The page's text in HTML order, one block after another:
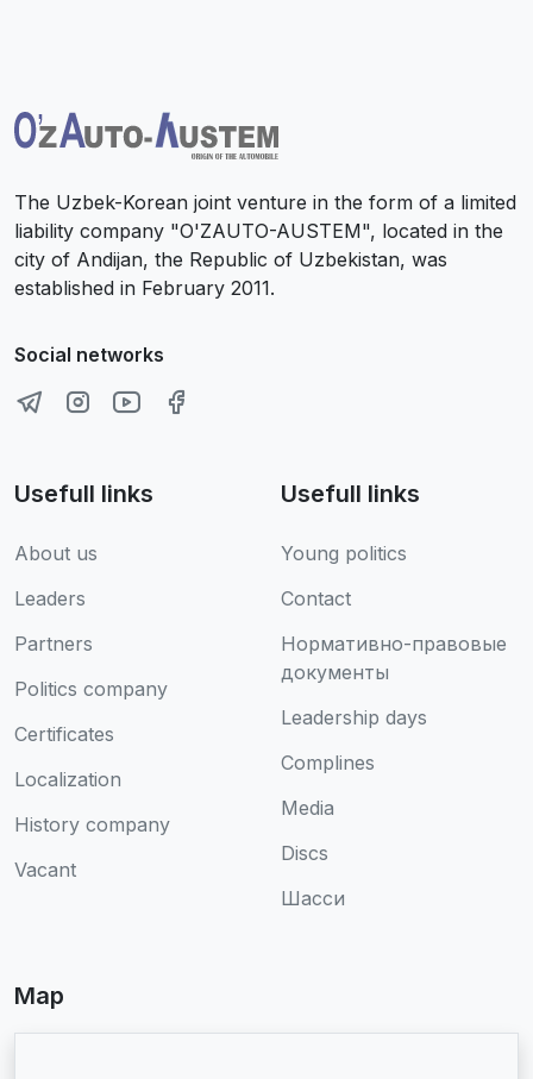
The Uzbek-Korean joint venture in the form of a limited
liability company "O'ZAUTO-AUSTEM", located in the
city of Andijan, the Republic of Uzbekistan, was
established in February 2011.
Social networks
Usefull links
About us
Leaders
Partners
Politics company
Certificates
Localization
History company
Vacant
Usefull links
Young politics
Contact
Нормативно-правовые
документы
Leadership days
Complines
Media
Discs
Шасси
Map